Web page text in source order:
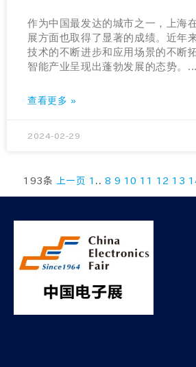
作为中国最发达的城市之一，上海
展方面也取得了显著的成绩。近年
技术的不断进步和应用场景的不断
智能产业呈现出蓬勃发展的态势。...
查看更多 »
2024-02-29
193条 上一页 1 8 9 10 11 12 13